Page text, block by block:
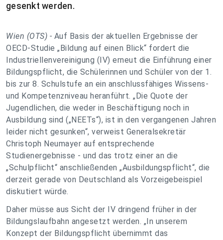
gesenkt werden.
Wien (OTS) - Auf Basis der aktuellen Ergebnisse der
OECD-Studie „Bildung auf einen Blick“ fordert die
Industriellenvereinigung (IV) erneut die Einführung einer
Bildungspflicht, die Schülerinnen und Schüler von der 1.
bis zur 8. Schulstufe an ein anschlussfähiges Wissens-
und Kompetenzniveau heranführt. „Die Quote der
Jugendlichen, die weder in Beschäftigung noch in
Ausbildung sind („NEETs“), ist in den vergangenen Jahren
leider nicht gesunken“, verweist Generalsekretär
Christoph Neumayer auf entsprechende
Studienergebnisse - und das trotz einer an die
„Schulpflicht“ anschließenden „Ausbildungspflicht“, die
derzeit gerade von Deutschland als Vorzeigebeispiel
diskutiert würde.
Daher müsse aus Sicht der IV dringend früher in der
Bildungslaufbahn angesetzt werden. „In unserem
Konzept der Bildungspflicht übernimmt das